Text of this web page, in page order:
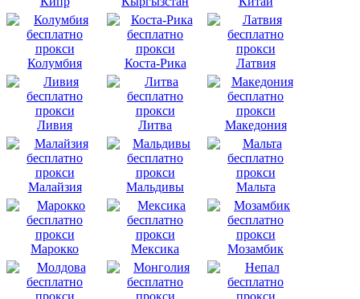
Колумбия Коста-Рика Латвия
Ливия Литва Македония
Малайзия Мальдивы Мальта
Марокко Мексика Мозамбик